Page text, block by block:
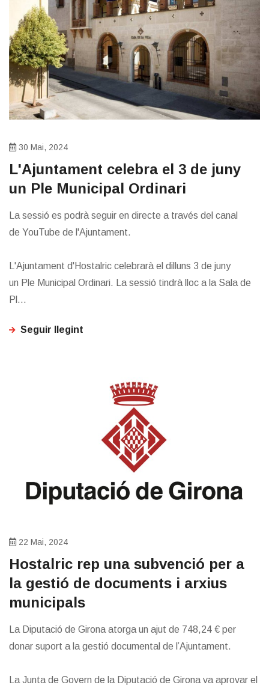
30 Mai, 2024
L'Ajuntament celebra el 3 de juny
un Ple Municipal Ordinari
​​La sessió es podrà seguir en directe a través del canal
de YouTube de l'Ajuntament.
L'Ajuntament d'Hostalric celebrarà el dilluns 3 de juny
un Ple Municipal Ordinari. La sessió tindrà lloc a la Sala de
Pl...
Seguir llegint
22 Mai, 2024
Hostalric rep una subvenció per a
la gestió de documents i arxius
municipals
La Diputació de Girona atorga un ajut de 748,24 € per
donar suport a la gestió documental de l’Ajuntament.
La Junta de Govern de la Diputació de Girona va aprovar el